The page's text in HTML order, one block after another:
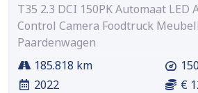
T35 2.3 DCI 150PK Automaat LED
Control Camera Foodtruck
Paardenwagen
185.818 km
2022
€